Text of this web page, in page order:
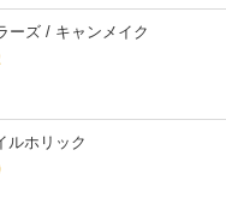
ーズ / キャンメイク
ルホリック